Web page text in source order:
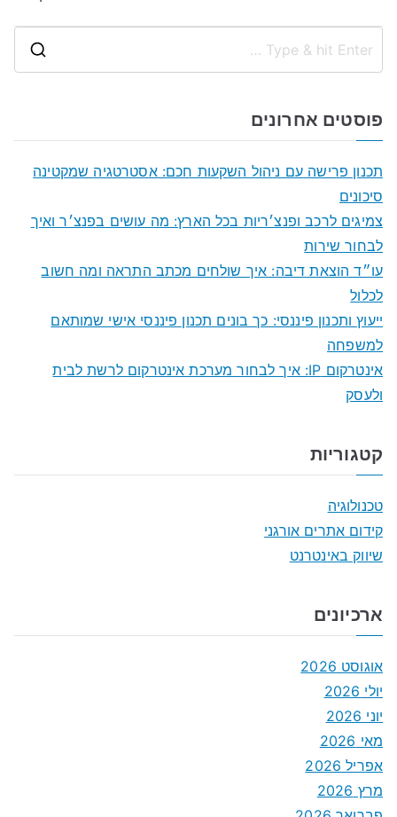
פוסטים אחרונים
תכנון פרישה עם ניהול השקעות חכם: אסטרטגיה שמקטינה
סיכונים
צמיגים לרכב ופנצ׳ריות בכל הארץ: מה עושים בפנצ׳ר ואיך
לבחור שירות
עו״ד הוצאת דיבה: איך שולחים מכתב התראה ומה חשוב
לכלול
ייעוץ ותכנון פיננסי: כך בונים תכנון פיננסי אישי שמותאם
למשפחה
אינטרקום IP: איך לבחור מערכת אינטרקום לרשת לבית
ולעסק
קטגוריות
טכנולוגיה
קידום אתרים אורגני
שיווק באינטרנט
ארכיונים
אוגוסט 2026
יולי 2026
יוני 2026
מאי 2026
אפריל 2026
מרץ 2026